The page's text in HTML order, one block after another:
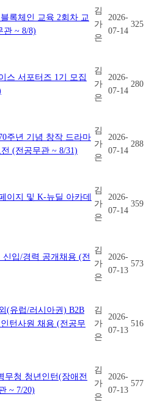
록체인 교육 2회차 교
관 ~ 8/8)
김
가
은
2026-
07-14
325
스 서포터즈 1기 모집
김
가
은
2026-
07-14
280
주년 기념 창작 드라마
(전공무관 ~ 8/31)
김
가
은
2026-
07-14
288
이지 및 K-뉴딜 아카데
김
가
은
2026-
07-14
359
신입/경력 공개채용 (전
김
가
은
2026-
07-13
573
(유럽/러시아권) B2B
턴사원 채용 (전공무
김
가
은
2026-
07-13
516
무청 청년인턴(장애전
~ 7/20)
김
가
은
2026-
07-13
577